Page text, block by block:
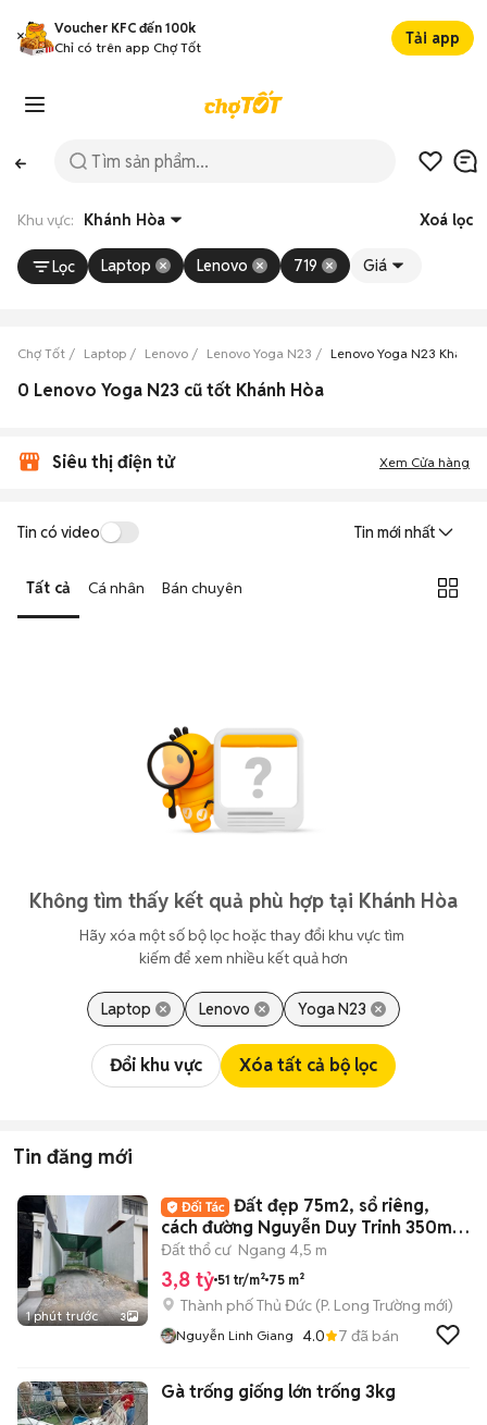
Voucher KFC đến 100k
Chỉ có trên app Chợ Tốt
Tải app
Khu vực: Khánh Hòa Xoá lọc
Lọc Laptop Lenovo 719 Giá
Chợ Tốt Laptop Lenovo Lenovo Yoga N23 Lenovo Yoga N23 Khánh
0 Lenovo Yoga N23 cũ tốt Khánh Hòa
Siêu thị điện tử Xem Cửa hàng
Tin có video Tin mới nhất
Tất cả Cá nhân Bán chuyên
Không tìm thấy kết quả phù hợp tại Khánh Hòa
Hãy xóa một số bộ lọc hoặc thay đổi khu vực tìm
kiếm để xem nhiều kết quả hơn
Laptop Lenovo Yoga N23
Đổi khu vực Xóa tất cả bộ lọc
Tin đăng mới
1 phút trước 3
Đất đẹp 75m2, sổ riêng,
cách đường Nguyễn Duy Trinh 350m
giá 3 tỷ 8
Đất thổ cư Ngang 4,5 m
3,8 tỷ 51 tr/m² 75 m²
Thành phố Thủ Đức (P. Long Trường mới)
Nguyễn Linh Giang 4.0 7 đã bán
Gà trống giống lớn trống 3kg